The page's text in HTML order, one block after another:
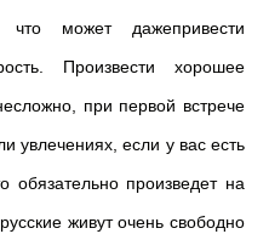
что может дажепривести
Произвести хорошее
при первой встрече
увлечениях, если у вас есть
обязательно произведет на
живут очень свободно